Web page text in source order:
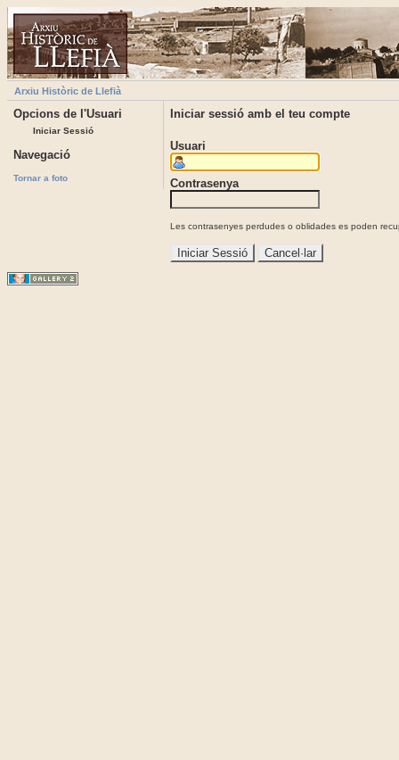
Arxiu Històric de Llefià
Opcions de l'Usuari
Iniciar Sessió
Navegació
Tornar a foto
Iniciar sessió amb el teu compte
Usuari
Contrasenya
Les contrasenyes perdudes o oblidades es poden